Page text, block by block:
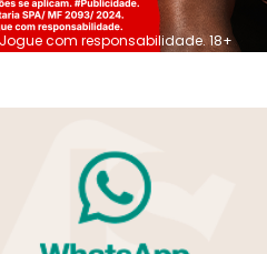
Jogue com responsabilidade. 18+